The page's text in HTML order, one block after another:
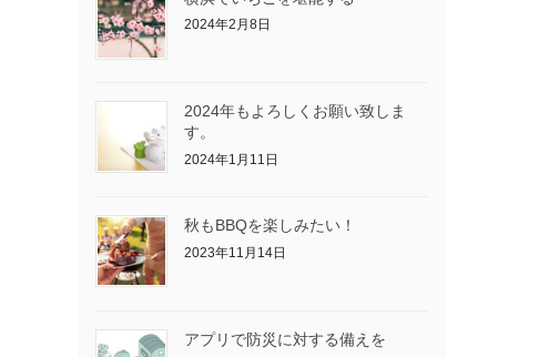
2024年2月8日
2024年もよろしくお願い致しま
す。
2024年1月11日
秋もBBQを楽しみたい！
2023年11月14日
アプリで防災に対する備えを